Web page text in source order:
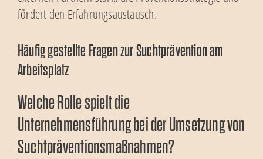
fördert den Erfahrungsaustausch.
Häufig gestellte Fragen zur Suchtprävention am
Arbeitsplatz
Welche Rolle spielt die
Unternehmensführung bei der Umsetzung von
Suchtpräventionsmaßnahmen?